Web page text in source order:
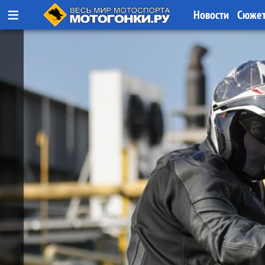
≡ Новости